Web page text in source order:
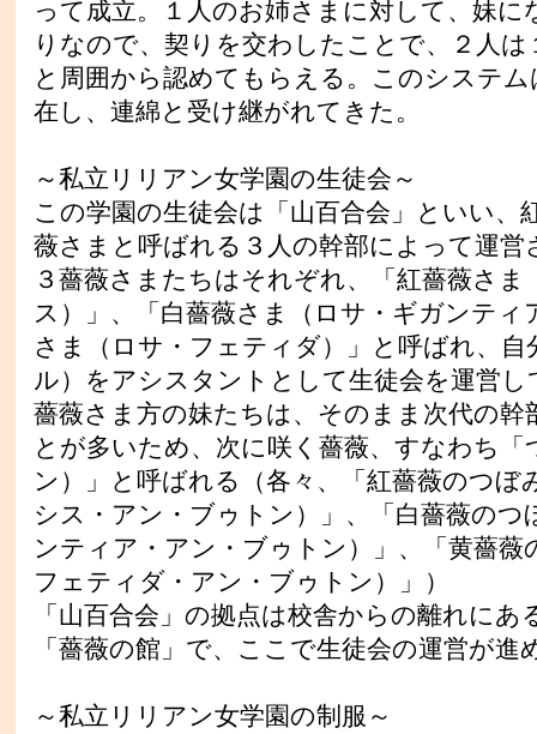
って成立。１人のお姉さまに対して、妹に
りなので、契りを交わしたことで、２人は
と周囲から認めてもらえる。このシステ
在し、連綿と受け継がれてきた。
～私立リリアン女学園の生徒会～
この学園の生徒会は「山百合会」といい、
薇さまと呼ばれる３人の幹部によって運営
３薔薇さまたちはそれぞれ、「紅薔薇さま
ス）」、「白薔薇さま（ロサ・ギガンティ
さま（ロサ・フェティダ）」と呼ばれ、
ル）をアシスタントとして生徒会を運営し
薔薇さま方の妹たちは、そのまま次代の幹
とが多いため、次に咲く薔薇、すなわち「
ン）」と呼ばれる（各々、「紅薔薇のつぼ
シス・アン・ブゥトン）」、「白薔薇のつ
ンティア・アン・ブゥトン）」、「黄薔薇
フェティダ・アン・ブゥトン）」）
「山百合会」の拠点は校舎からの離れにあ
「薔薇の館」で、ここで生徒会の運営が進
～私立リリアン女学園の制服～